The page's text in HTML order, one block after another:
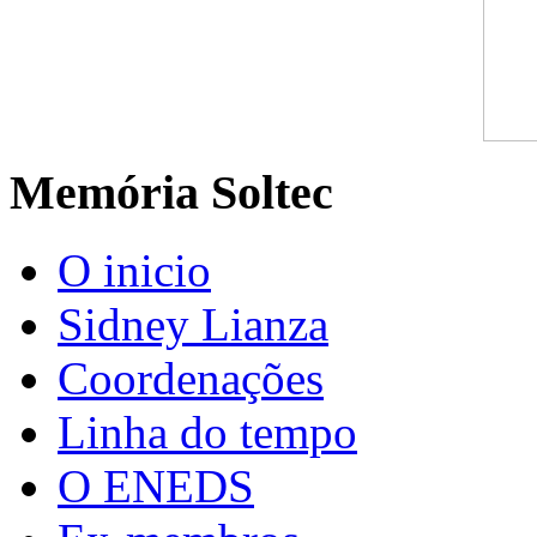
Memória Soltec
O inicio
Sidney Lianza
Coordenações
Linha do tempo
O ENEDS